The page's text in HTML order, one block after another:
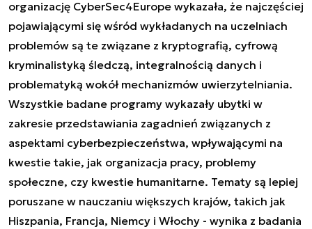
organizację CyberSec4Europe wykazała, że najczęściej
pojawiającymi się wśród wykładanych na uczelniach
problemów są te związane z kryptografią, cyfrową
kryminalistyką śledczą, integralnością danych i
problematyką wokół mechanizmów uwierzytelniania.
Wszystkie badane programy wykazały ubytki w
zakresie przedstawiania zagadnień związanych z
aspektami cyberbezpieczeństwa, wpływającymi na
kwestie takie, jak organizacja pracy, problemy
społeczne, czy kwestie humanitarne. Tematy są lepiej
poruszane w nauczaniu większych krajów, takich jak
Hiszpania, Francja, Niemcy i Włochy - wynika z badania